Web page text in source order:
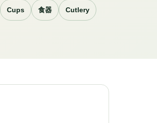
Cups 食器 Cutlery